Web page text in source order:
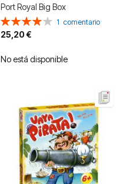
Port Royal Big Box
Valoración:
80%
1 comentario
25,20 €
No está disponible